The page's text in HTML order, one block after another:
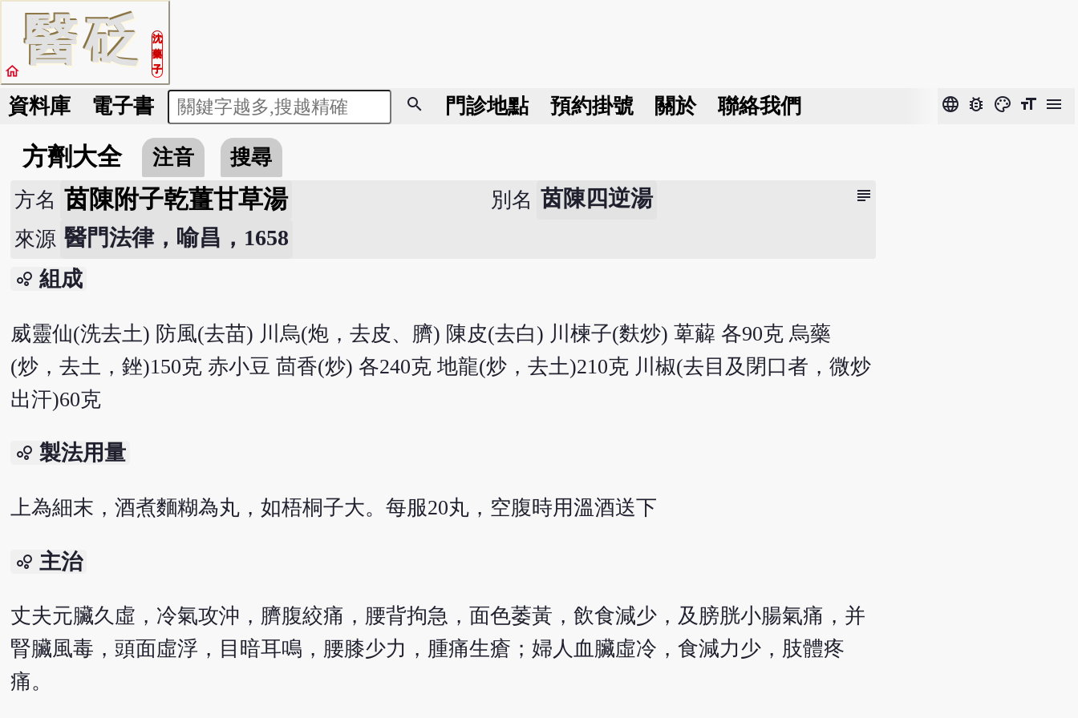
醫砭
沈
藥
子
home
資料庫 電子書 search 門診地點 預約掛號 關於 聯絡我們 language bug_report color_lens format_size menu
方劑大全 注音 搜尋
subject
方名 茵陳附子乾薑甘草湯 別名 茵陳四逆湯
來源 醫門法律，喻昌，1658
bubble_chart 組成
威靈仙(洗去土) 防風(去苗) 川烏(炮，去皮、臍) 陳皮(去白) 川楝子(麩炒) 萆薢 各90克 烏藥
(炒，去土，銼)150克 赤小豆 茴香(炒) 各240克 地龍(炒，去土)210克 川椒(去目及閉口者，微炒
出汗)60克
bubble_chart 製法用量
上為細末，酒煮麵糊為丸，如梧桐子大。每服20丸，空腹時用溫酒送下
bubble_chart 主治
丈夫元臟久虛，冷氣攻沖，臍腹絞痛，腰背拘急，面色萎黃，飲食減少，及膀胱小腸氣痛，并
腎臟風毒，頭面虛浮，目暗耳鳴，腰膝少力，腫痛生瘡；婦人血臟虛冷，食減力少，肢體疼
痛。